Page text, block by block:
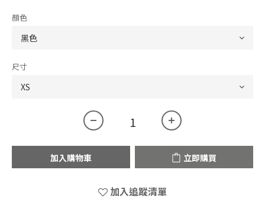
顏色
尺寸
加入購物車 立即購買
加入追蹤清單